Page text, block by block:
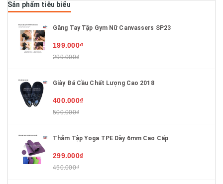
Sản phẩm tiêu biểu
Găng Tay Tập Gym Nữ Canvassers SP23
199.000₫
299.000₫
Giày Đá Cầu Chất Lượng Cao 2018
400.000₫
500.000₫
Thảm Tập Yoga TPE Dày 6mm Cao Cấp
299.000₫
450.000₫